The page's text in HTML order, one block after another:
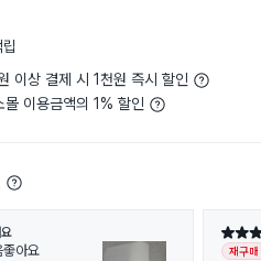
이상 결제 시 1천원 즉시 할인
몰 이용금액의 1% 할인
좋아요
별점 4
재구매